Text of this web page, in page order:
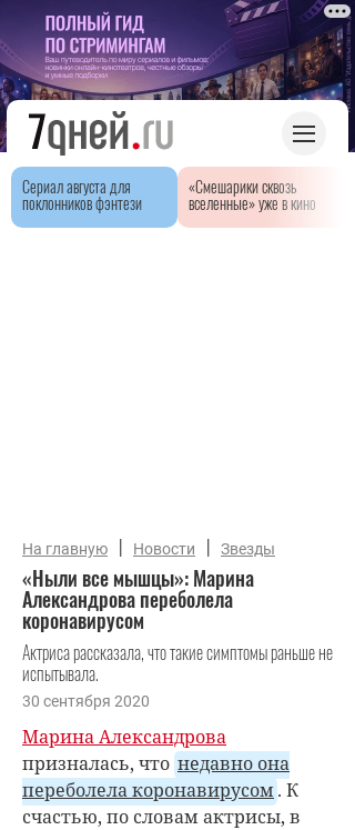
Сериал августа для
поклонников фэнтези
«Смешарики сквозь
вселенные» уже в кино
На главную | Новости | Звезды
«Ныли все мышцы»: Марина
Александрова переболела
коронавирусом
Актриса рассказала, что такие симптомы раньше не
испытывала.
30 сентября 2020
Марина Александрова
призналась, что недавно она
переболела коронавирусом. К
счастью, по словам актрисы, в